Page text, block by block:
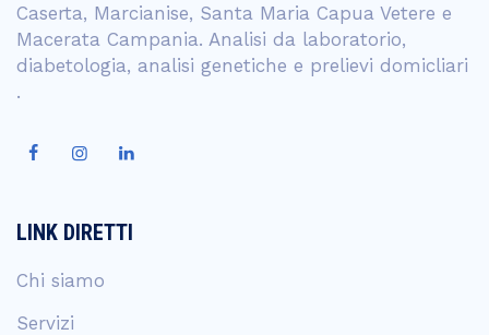
Caserta, Marcianise, Santa Maria Capua Vetere e
Macerata Campania. Analisi da laboratorio,
diabetologia, analisi genetiche e prelievi domicliari
.
LINK DIRETTI
Chi siamo
Servizi